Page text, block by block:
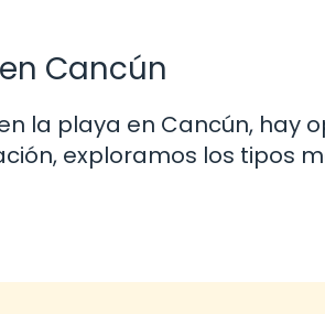
Cancún
la playa en Cancún, hay
exploramos los tipos